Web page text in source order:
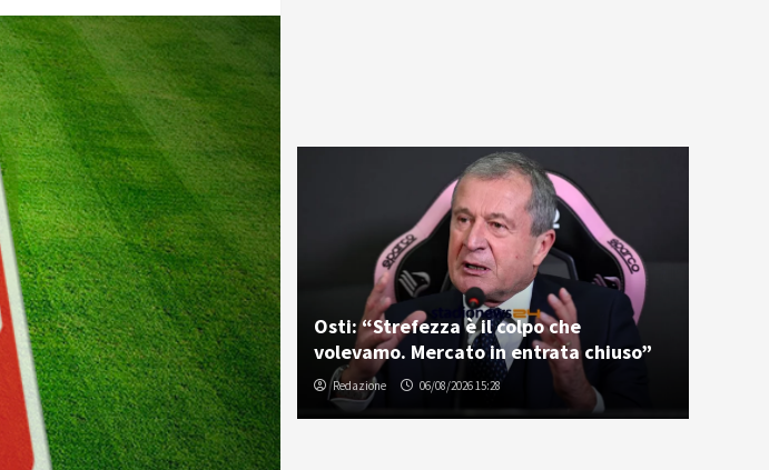
Osti: “Strefezza è il colpo che
volevamo. Mercato in entrata chiuso”
Redazione 06/08/2026 15:28